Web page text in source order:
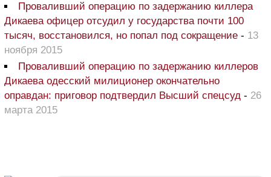
Проваливший операцию по задержанию киллера
Дикаева офицер отсудил у государства почти 100
тысяч, восстановился, но попал под сокращение - 13
ноября 2015
Проваливший операцию по задержанию киллеров
Дикаева одесский милиционер окончательно
оправдан: приговор подтвердил Высший спецсуд - 26
марта 2015